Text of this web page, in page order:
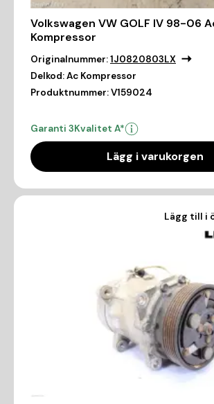
Volkswagen VW GOLF IV 98-06
Kompressor
Originalnummer:1J0820803LX
Delkod:Ac Kompressor
Produktnummer:V159024
Garanti 3Kvalitet A*
Lägg i varukorgen
Lägg till i